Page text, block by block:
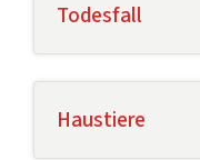
Todesfall
Haustiere